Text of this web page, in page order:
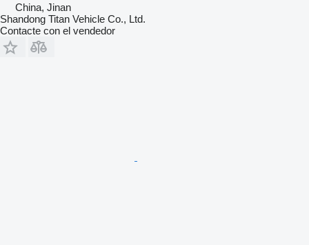
China, Jinan
Shandong Titan Vehicle Co., Ltd.
Contacte con el vendedor